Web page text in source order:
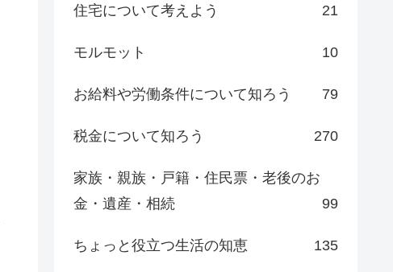
住宅について考えよう 21
モルモット 10
お給料や労働条件について知ろう 79
税金について知ろう 270
家族・親族・戸籍・住民票・老後のお
金・遺産・相続
99
ちょっと役立つ生活の知恵 135